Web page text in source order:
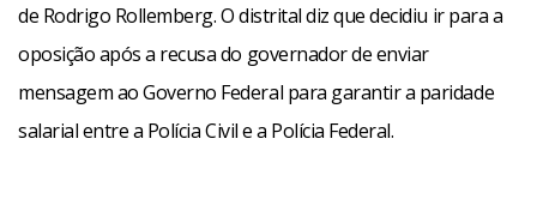
de Rodrigo Rollemberg. O distrital diz que decidiu ir para a
oposição após a recusa do governador de enviar
mensagem ao Governo Federal para garantir a paridade
salarial entre a Polícia Civil e a Polícia Federal.